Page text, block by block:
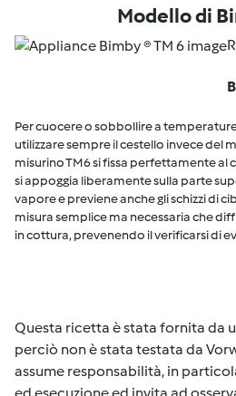
Modello di
Per cuocere o sobbollire a
utilizzare sempre il cestello invece del
misurino TM6 si fissa perfettamente al
si appoggia liberamente sulla parte
vapore e previene anche gli schizzi di
misura semplice ma necessaria che
in cottura, prevenendo il verificarsi di
Questa ricetta è stata fornita da
perciò non è stata testata da
assume responsabilità, in